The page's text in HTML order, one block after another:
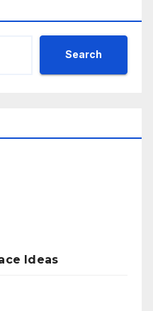
Search
Ideas